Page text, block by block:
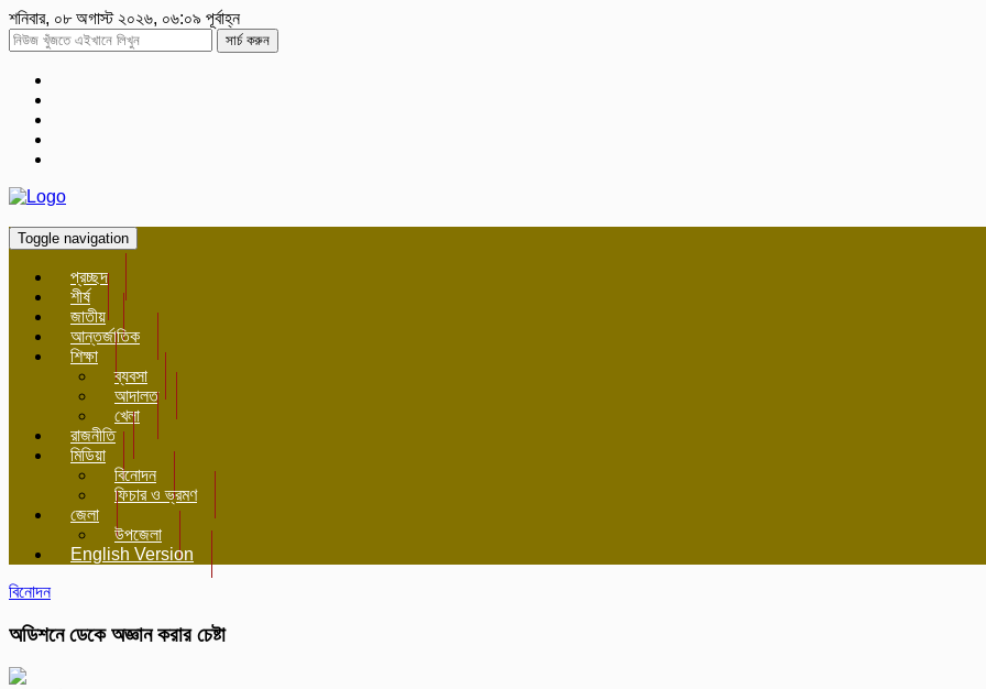
শনিবার, ০৮ অগাস্ট ২০২৬, ০৬:০৯ পূর্বাহ্ন
সার্চ করুন
Toggle navigation
প্রচ্ছদ
শীর্ষ
জাতীয়
আন্তর্জাতিক
শিক্ষা
ব্যবসা
আদালত
খেলা
রাজনীতি
মিডিয়া
বিনোদন
ফিচার ও ভ্রমণ
জেলা
উপজেলা
English Version
বিনোদন
অডিশনে ডেকে অজ্ঞান করার চেষ্টা